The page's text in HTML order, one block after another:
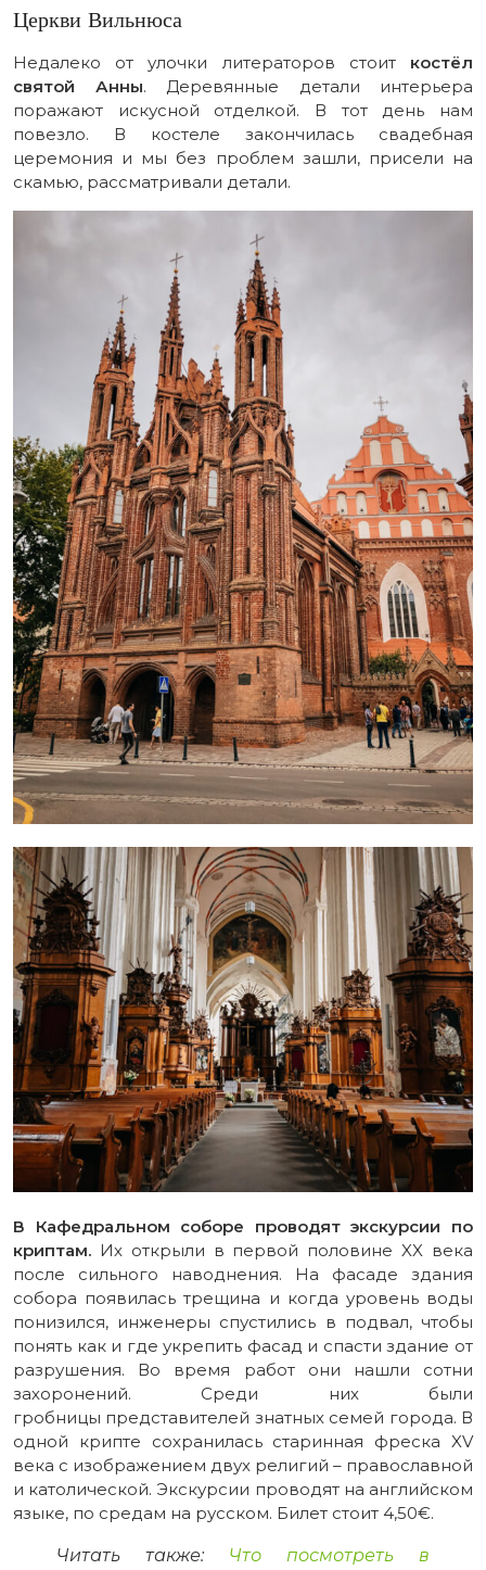
Церкви Вильнюса
Недалеко от улочки литераторов стоит костёл
святой Анны. Деревянные детали интерьера
поражают искусной отделкой. В тот день нам
повезло. В костеле закончилась свадебная
церемония и мы без проблем зашли, присели на
скамью, рассматривали детали.
В Кафедральном соборе проводят экскурсии по
криптам. Их открыли в первой половине XX века
после сильного наводнения. На фасаде здания
собора появилась трещина и когда уровень воды
понизился, инженеры спустились в подвал, чтобы
понять как и где укрепить фасад и спасти здание от
разрушения. Во время работ они нашли сотни
захоронений. Среди них были
гробницы представителей знатных семей города. В
одной крипте сохранилась старинная фреска XV
века с изображением двух религий – православной
и католической. Экскурсии проводят на английском
языке, по средам на русском. Билет стоит 4,50€.
Читать также: Что посмотреть в